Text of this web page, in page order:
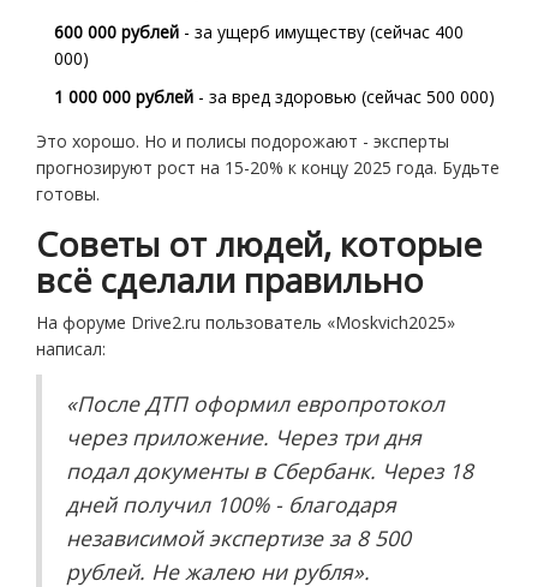
600 000 рублей - за ущерб имуществу (сейчас 400
000)
1 000 000 рублей - за вред здоровью (сейчас 500 000)
Это хорошо. Но и полисы подорожают - эксперты
прогнозируют рост на 15-20% к концу 2025 года. Будьте
готовы.
Советы от людей, которые
всё сделали правильно
На форуме Drive2.ru пользователь «Moskvich2025»
написал:
«После ДТП оформил европротокол
через приложение. Через три дня
подал документы в Сбербанк. Через 18
дней получил 100% - благодаря
независимой экспертизе за 8 500
рублей. Не жалею ни рубля».